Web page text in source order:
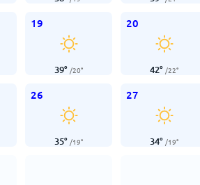
19
39° /20°
20
42° /22°
26
35° /19°
27
34° /19°